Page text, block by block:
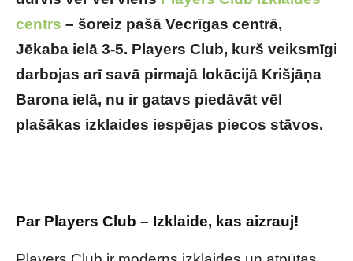
centrs – šoreiz pašā Vecrīgas centrā,
Jēkaba ielā 3-5. Players Club, kurš veiksmīgi
darbojas arī savā pirmajā lokācijā Krišjāņa
Barona ielā, nu ir gatavs piedāvāt vēl
plašākas izklaides iespējas piecos stāvos.
Par Players Club – Izklaide, kas aizrauj!